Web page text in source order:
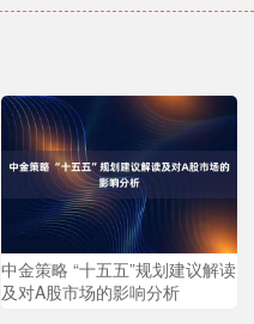
中金策略 “十五五”规划建议解读
及对A股市场的影响分析